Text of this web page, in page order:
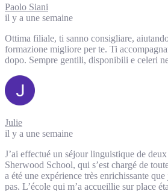
Paolo Siani
il y a une semaine
Ottima filiale, ti sanno consigliare,
formazione migliore per te. Ti
dopo. Sempre gentili, disponibili e celeri
Julie
il y a une semaine
J’ai effectué un séjour linguistique de
Sherwood School, qui s’est chargé de
a été une expérience très enrichissante
pas. L’école qui m’a accueillie sur place